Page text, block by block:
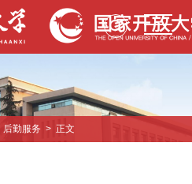
后勤服务 > 正文